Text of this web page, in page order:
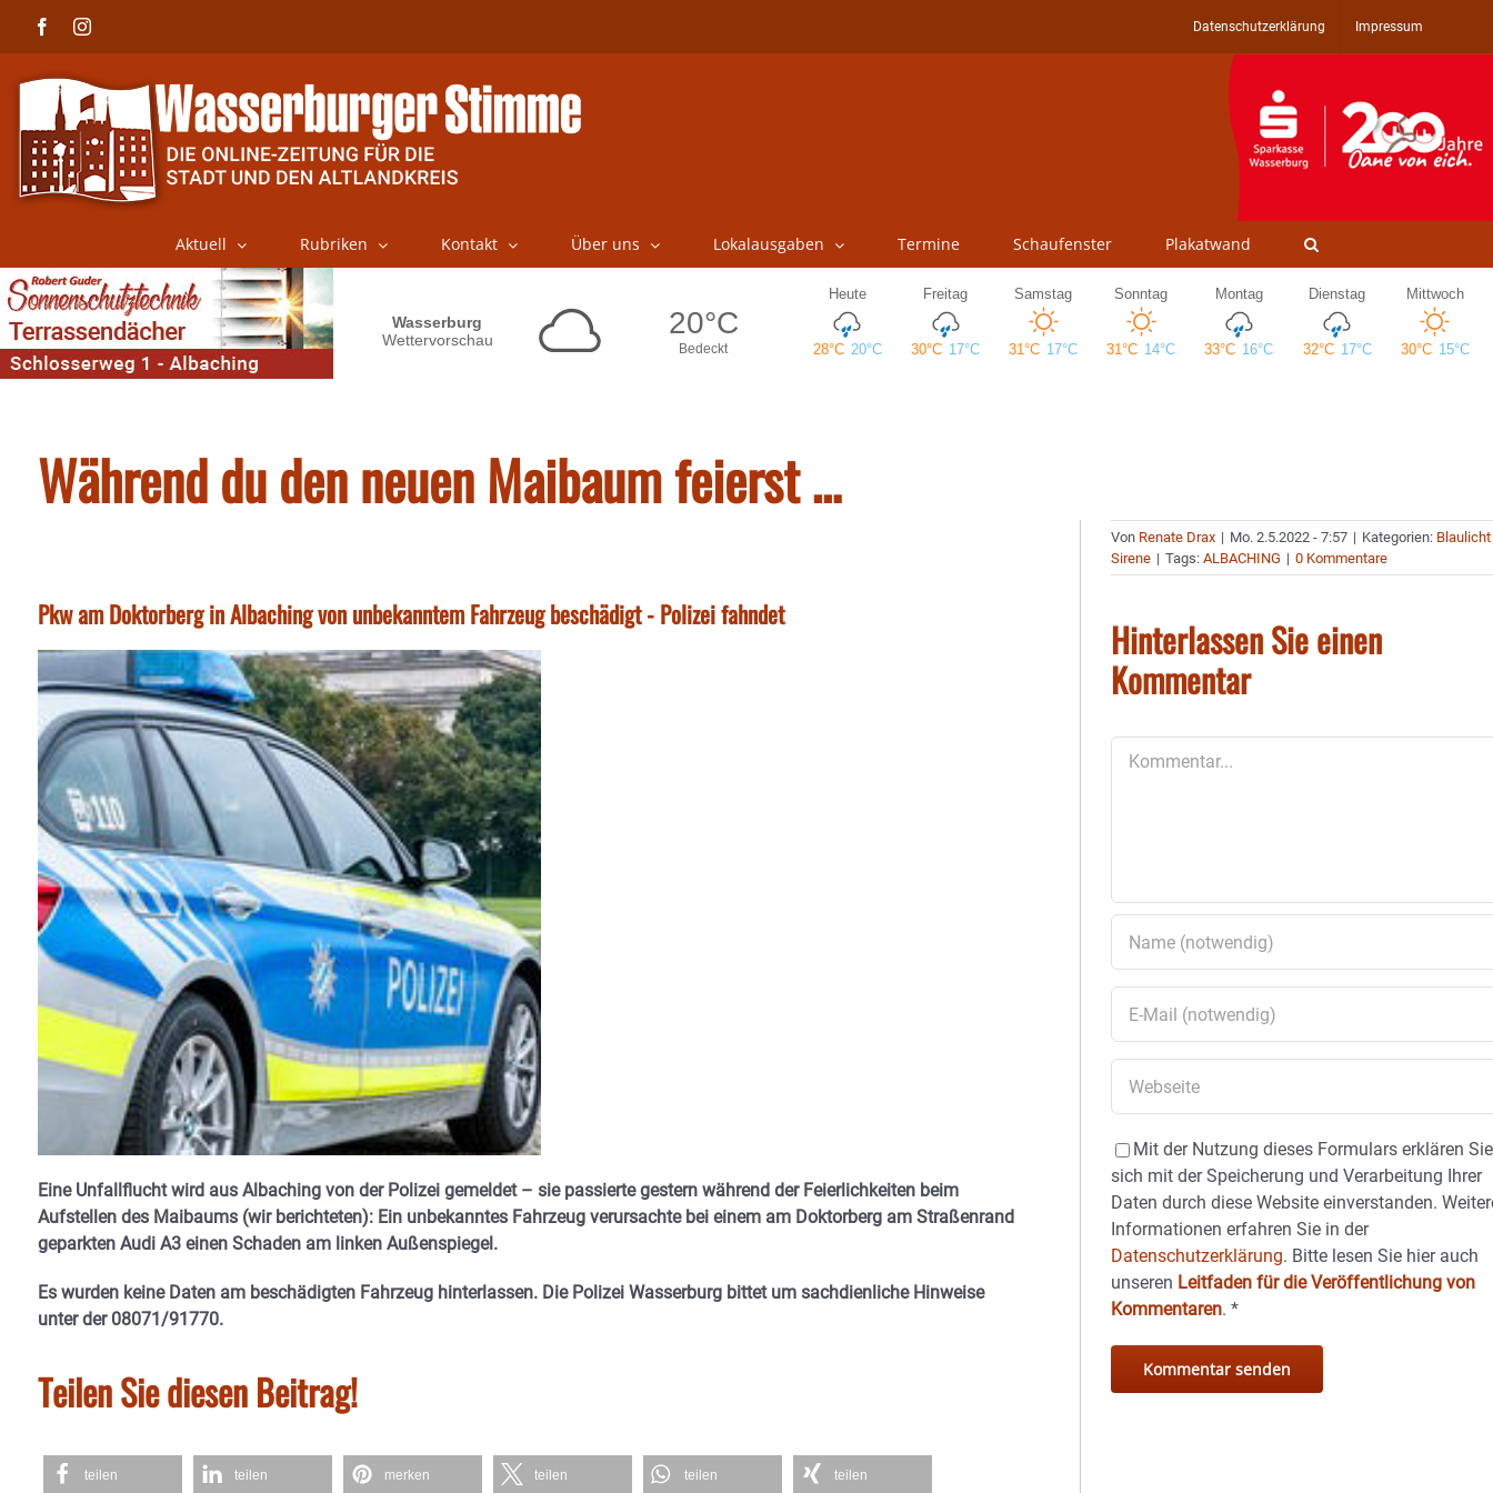
FacebookInstagram Datenschutzerklärung Impressum
Aktuell Rubriken Kontakt Über uns Lokalausgaben Termine Schaufenster Plakatwand
Während du den neuen Maibaum feierst …
Pkw am Doktorberg in Albaching von unbekanntem Fahrzeug beschädigt - Polizei fahndet
Eine Unfallflucht wird aus Albaching von der Polizei gemeldet – sie passierte gestern während der Feierlichkeiten beim
Aufstellen des Maibaums (wir berichteten): Ein unbekanntes Fahrzeug verursachte bei einem am Doktorberg am Straßenrand
geparkten Audi A3 einen Schaden am linken Außenspiegel.
Es wurden keine Daten am beschädigten Fahrzeug hinterlassen. Die Polizei Wasserburg bittet um sachdienliche Hinweise
unter der 08071/91770.
Teilen Sie diesen Beitrag!
teilen teilen merken teilen teilen teilen
Von Renate Drax | Mo. 2.5.2022 - 7:57 | Kategorien: Blaulicht
Sirene | Tags:ALBACHING | 0 Kommentare
Hinterlassen Sie einen
Kommentar
Mit der Nutzung dieses Formulars erklären Sie
sich mit der Speicherung und Verarbeitung Ihrer
Daten durch diese Website einverstanden.
Informationen erfahren Sie in der
Datenschutzerklärung. Bitte lesen Sie hier auch
unseren Leitfaden für die Veröffentlichung von
Kommentaren.*